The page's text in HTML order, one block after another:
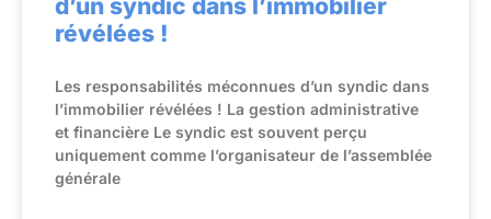
d’un syndic dans l’immobilier
révélées !
Les responsabilités méconnues d’un syndic dans
l’immobilier révélées ! La gestion administrative
et financière Le syndic est souvent perçu
uniquement comme l’organisateur de l’assemblée
générale